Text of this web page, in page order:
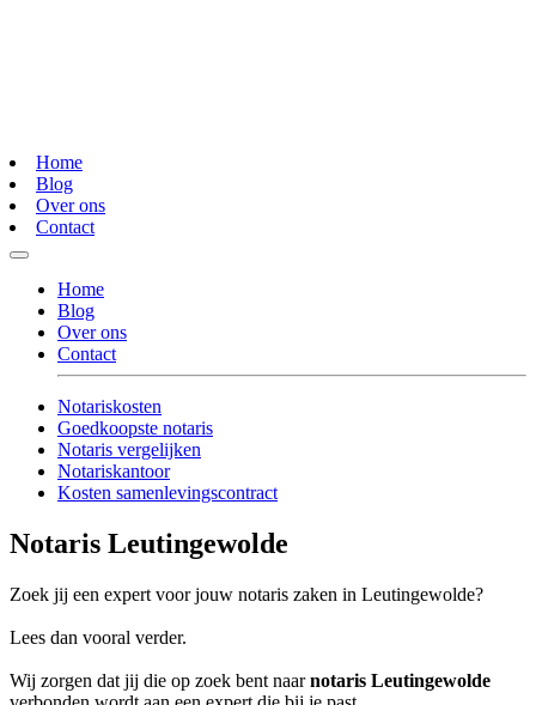
Home
Blog
Over ons
Contact
Home
Blog
Over ons
Contact
Notariskosten
Goedkoopste notaris
Notaris vergelijken
Notariskantoor
Kosten samenlevingscontract
Notaris Leutingewolde
Zoek jij een expert voor jouw notaris zaken in Leutingewolde?
Lees dan vooral verder.
Wij zorgen dat jij die op zoek bent naarnotaris Leutingewolde